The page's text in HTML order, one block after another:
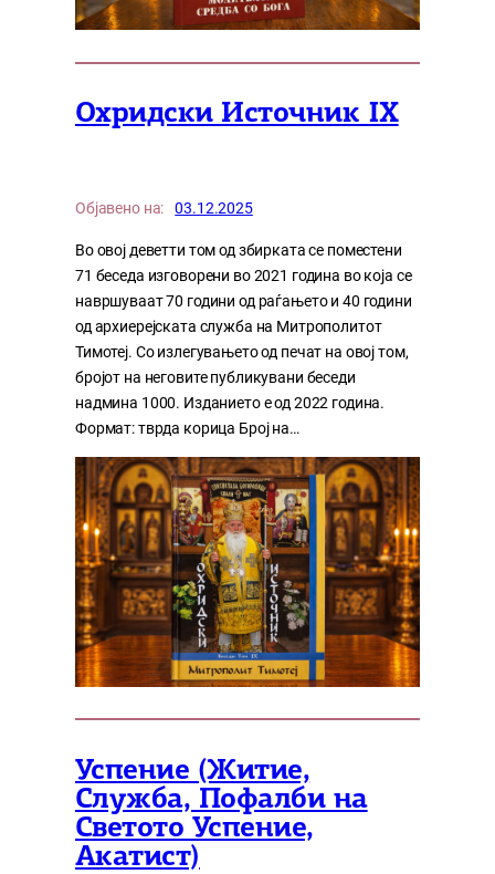
Охридски Источник IX
Објавено на: 03.12.2025
Во овој деветти том од збирката се поместени
71 беседа изговорени во 2021 година во која се
навршуваат 70 години од раѓањето и 40 години
од архиерејската служба на Митрополитот
Тимотеј. Со излегувањето од печат на овој том,
бројот на неговите публикувани беседи
надмина 1000. Изданието е од 2022 година.
Формат: тврда корица Број на…
Успение (Житие,
Служба, Пофалби на
Светото Успение,
Акатист)